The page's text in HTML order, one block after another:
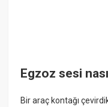
Egzoz sesi
Bir araç kontağı